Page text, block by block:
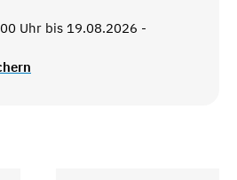
Uhr bis 19.08.2026 -